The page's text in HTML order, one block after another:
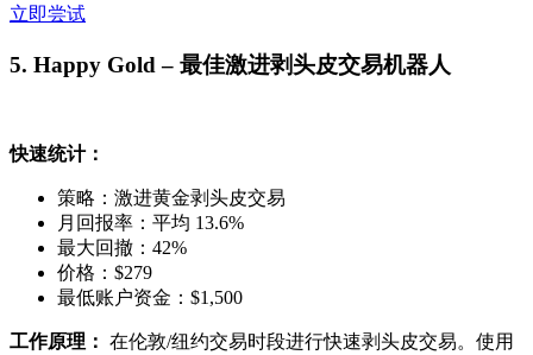
立即尝试
5. Happy Gold – 最佳激进剥头皮交易机器人
快速统计：
策略：激进黄金剥头皮交易
月回报率：平均 13.6%
最大回撤：42%
价格：$279
最低账户资金：$1,500
工作原理： 在伦敦/纽约交易时段进行快速剥头皮交易。使用